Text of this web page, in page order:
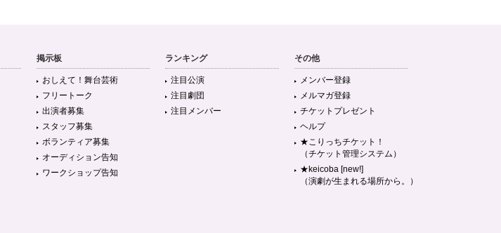
掲示板
おしえて！舞台芸術
フリートーク
出演者募集
スタッフ募集
ボランティア募集
オーディション告知
ワークショップ告知
ランキング
注目公演
注目劇団
注目メンバー
その他
メンバー登録
メルマガ登録
チケットプレゼント
ヘルプ
★こりっちチケット！
（チケット管理システム）
★keicoba [new!]
（演劇が生まれる場所から。）